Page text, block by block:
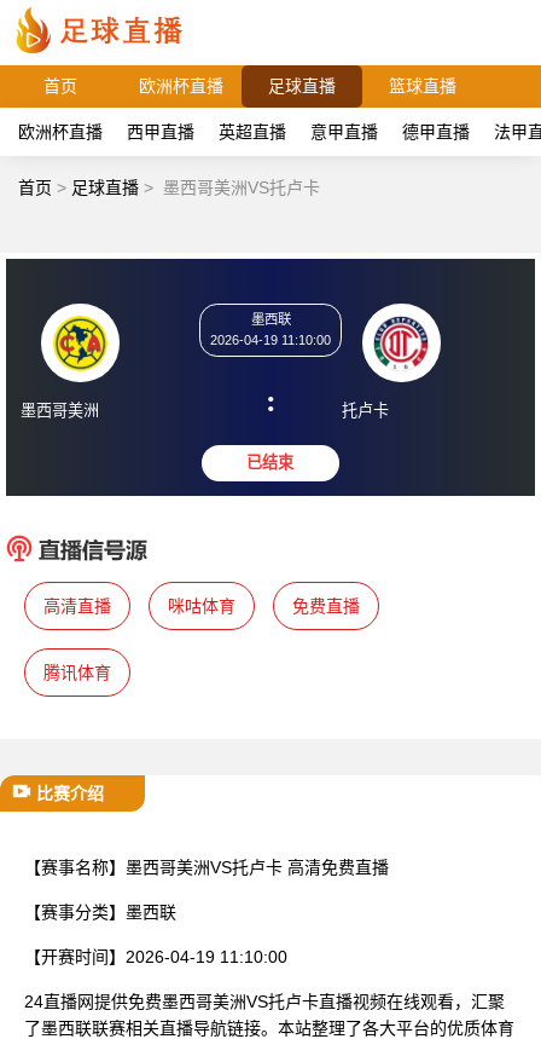
首页 欧洲杯直播 足球直播 篮球直播
欧洲杯直播 西甲直播 英超直播 意甲直播 德甲直播 法甲
首页 > 足球直播 > 墨西哥美洲VS托卢卡
墨西哥美洲
2026-04-19 11:10:00
: 托卢卡
高清直播 咪咕体育 免费直播
腾讯体育
比赛介绍
【赛事名称】 墨西哥美洲VS托卢卡 高清免费直播
【赛事分类】 墨西联
【开赛时间】 2026-04-19 11:10:00
24直播网提供免费墨西哥美洲VS托卢卡直播视频在线观看，汇聚
了墨西联联赛相关直播导航链接。本站整理了各大平台的优质体育